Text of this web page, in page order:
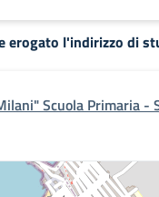
erogato l'indirizzo di
Scuola Primaria -